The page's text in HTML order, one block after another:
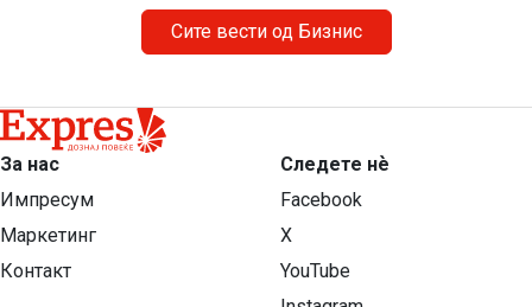
Сите вести од Бизнис
За нас
Импресум
Маркетинг
Контакт
Следете нѐ
Facebook
X
YouTube